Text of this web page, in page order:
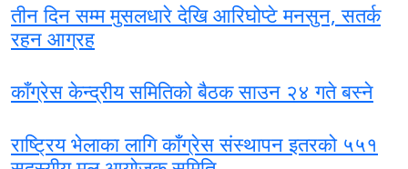
तीन दिन सम्म मुसलधारे देखि आरिघोप्टे मनसुन, सतर्क
रहन आग्रह
काँग्रेस केन्द्रीय समितिको बैठक साउन २४ गते बस्ने
राष्ट्रिय भेलाका लागि काँग्रेस संस्थापन इतरको ५५१